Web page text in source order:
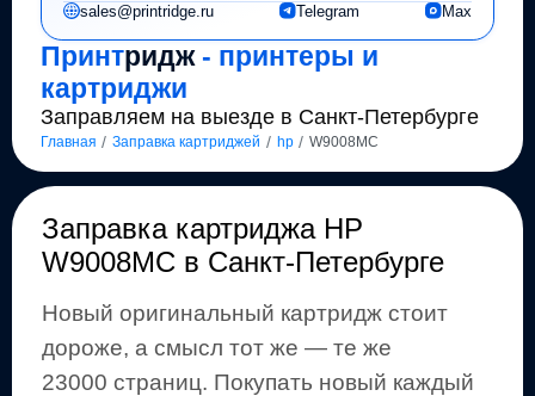
Принтридж- принтеры и
картриджи
Заправляем на выезде в Санкт-Петербурге
Главная / Заправка картриджей / hp / W9008MC
sales@printridge.ru Telegram Max
Заправка картриджа HP
W9008MC в Санкт-Петербурге
Новый оригинальный картридж стоит
дороже, а смысл тот же — те же
23000 страниц. Покупать новый каждый